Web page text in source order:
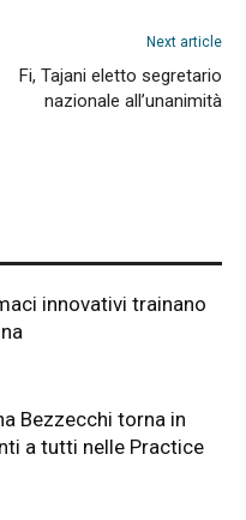
Next article
Fi, Tajani eletto segretario
nazionale all’unanimità
innovativi trainano
Bezzecchi torna in
a tutti nelle Practice